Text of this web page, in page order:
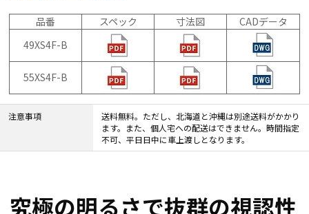
品番 スペック 寸法図
CADデータ
49XS4F-B
55XS4F-B
注意事項
送料無料。ただし、北海道と沖縄は別途送料がかかり
ます。また、個人宅への配送はできません。時間指定
不可、平日日中に車上渡しとなります。
究極の明るさで抜群の視認性